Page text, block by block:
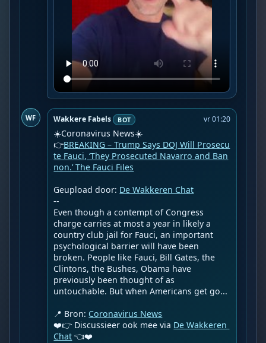
WF Wakkere Fabels BOT vr 01:20
☀️Coronavirus News☀️
👉BREAKING – Trump Says DOJ Will Prosecu
te Fauci, ‘They Prosecuted Navarro and Ban
non.’ The Fauci Files
Geupload door: De Wakkeren Chat
--
Even though a contempt of Congress
charge carries at most a year in likely a
country club jail for Fauci, an important
psychological barrier will have been
broken. People like Fauci, Bill Gates, the
Clintons, the Bushes, Obama have
previously been thought of as
untouchable. But when Americans get go...
📍 Bron: Coronavirus News
❤️👉 Discussieer ook mee via De Wakkeren
Chat 👈❤️